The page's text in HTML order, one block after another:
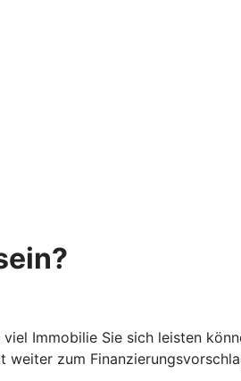
Immobilie Sie sich leisten
zum